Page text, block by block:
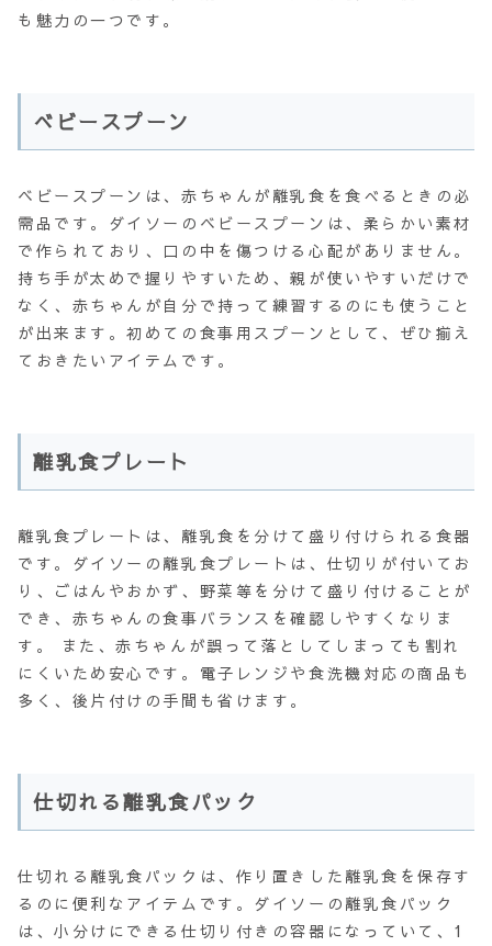
も魅力の一つです。
べビースプーン
ベビースプーンは、赤ちゃんが離乳食を食べるときの必
需品です。ダイソーのベビースプーンは、柔らかい素材
で作られており、口の中を傷つける心配がありません。
持ち手が太めで握りやすいため、親が使いやすいだけで
なく、赤ちゃんが自分で持って練習するのにも使うこと
が出来ます。初めての食事用スプーンとして、ぜひ揃え
ておきたいアイテムです。
離乳食プレート
離乳食プレートは、離乳食を分けて盛り付けられる食器
です。ダイソーの離乳食プレートは、仕切りが付いてお
り、ごはんやおかず、野菜等を分けて盛り付けることが
でき、赤ちゃんの食事バランスを確認しやすくなりま
す。 また、赤ちゃんが誤って落としてしまっても割れ
にくいため安心です。電子レンジや食洗機対応の商品も
多く、後片付けの手間も省けます。
仕切れる離乳食パック
仕切れる離乳食パックは、作り置きした離乳食を保存す
るのに便利なアイテムです。ダイソーの離乳食パック
は、小分けにできる仕切り付きの容器になっていて、1